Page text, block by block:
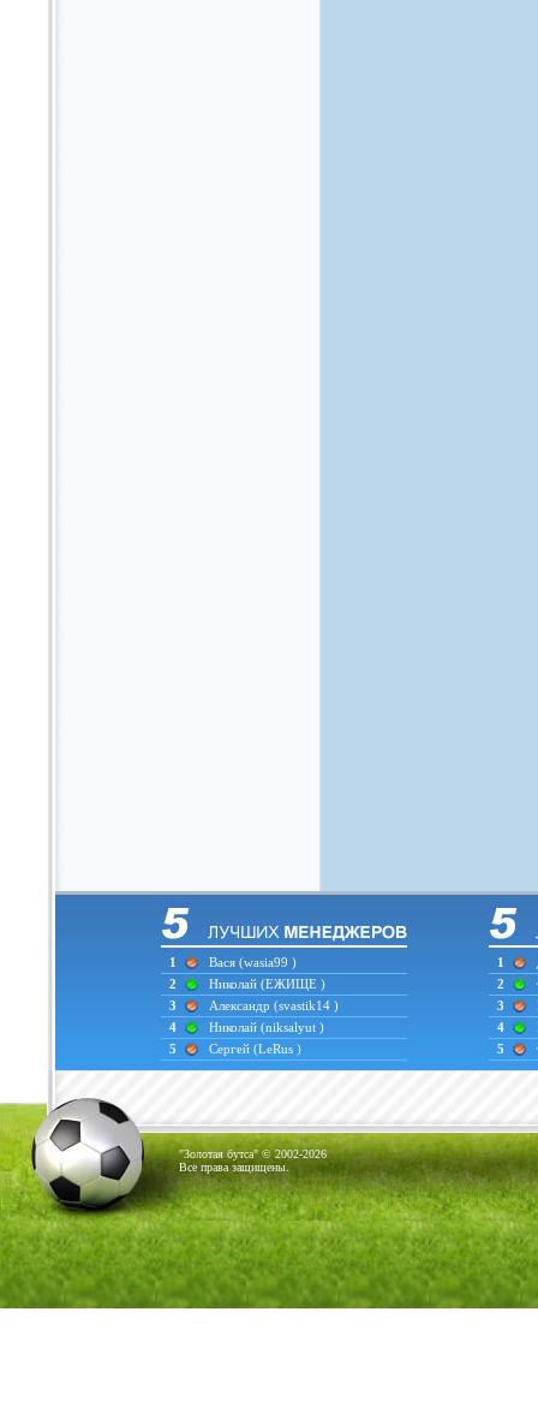
1 Вася (wasia99 )
2
Николай (ЕЖИЩЕ )
3
Александр (svastik14 )
4
Николай (niksalyut )
5
Сергей (LeRus )
1
2
3
4
5
"Золотая бутса" © 2002-2026
Все права защищены.